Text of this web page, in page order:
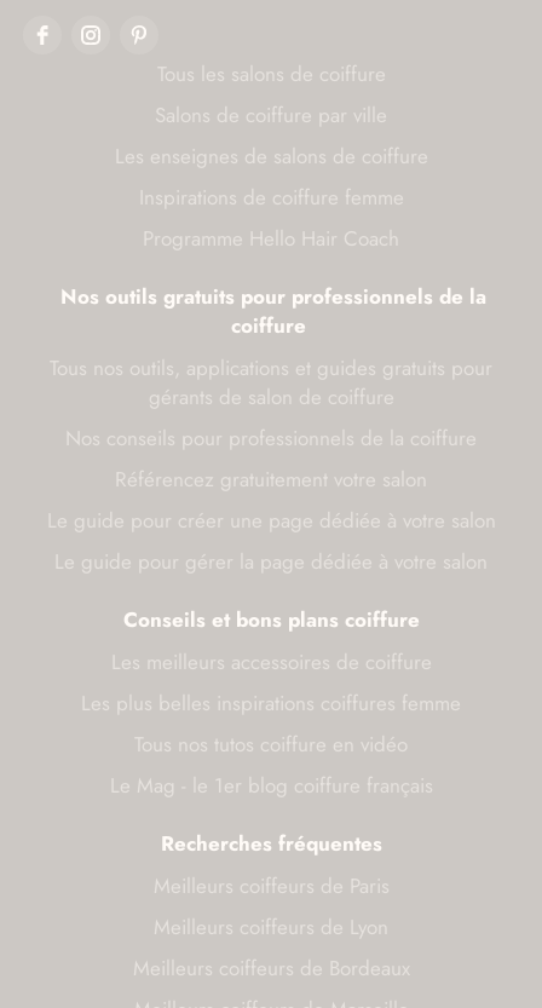
Tous les salons de coiffure
Salons de coiffure par ville
Les enseignes de salons de coiffure
Inspirations de coiffure femme
Programme Hello Hair Coach
Nos outils gratuits pour professionnels de la
coiffure
Tous nos outils, applications et guides gratuits pour
gérants de salon de coiffure
Nos conseils pour professionnels de la coiffure
Référencez gratuitement votre salon
Le guide pour créer une page dédiée à votre salon
Le guide pour gérer la page dédiée à votre salon
Conseils et bons plans coiffure
Les meilleurs accessoires de coiffure
Les plus belles inspirations coiffures femme
Tous nos tutos coiffure en vidéo
Le Mag - le 1er blog coiffure français
Recherches fréquentes
Meilleurs coiffeurs de Paris
Meilleurs coiffeurs de Lyon
Meilleurs coiffeurs de Bordeaux